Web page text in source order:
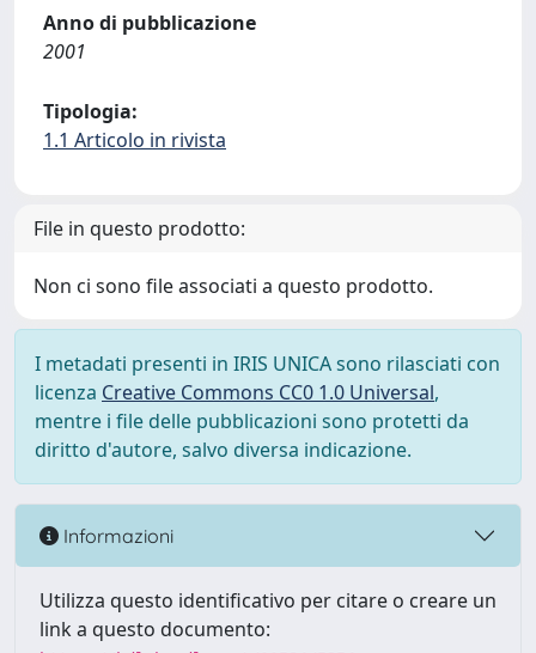
Anno di pubblicazione
2001
Tipologia:
1.1 Articolo in rivista
File in questo prodotto:
Non ci sono file associati a questo prodotto.
I metadati presenti in IRIS UNICA sono rilasciati con
licenza Creative Commons CC0 1.0 Universal,
mentre i file delle pubblicazioni sono protetti da
diritto d'autore, salvo diversa indicazione.
Informazioni
Utilizza questo identificativo per citare o creare un
link a questo documento: